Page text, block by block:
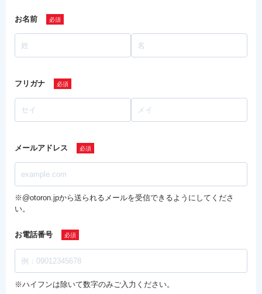
お名前
フリガナ
メールアドレス
※@otoron.jpから送られるメールを受信できるようにしてくださ
い。
お電話番号
※ハイフンは除いて数字のみご入力ください。